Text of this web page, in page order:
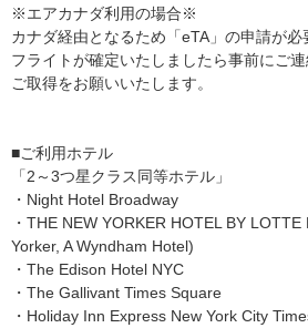
※エアカナダ利用の場合※
カナダ経由となるため「eTA」の申請が必
フライトが確定いたしましたら事前にご
ご取得をお願いいたします。
■ご利用ホテル
「2～3つ星クラス同等ホテル」
・Night Hotel Broadway
・THE NEW YORKER HOTEL BY
Yorker, A Wyndham Hotel)
・The Edison Hotel NYC
・The Gallivant Times Square
・Holiday Inn Express New York City